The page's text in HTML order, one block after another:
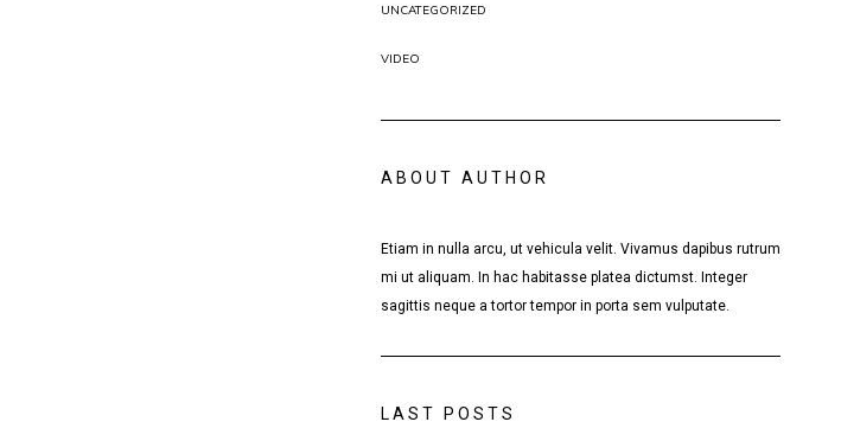
UNCATEGORIZED
VIDEO
ABOUT AUTHOR
Etiam in nulla arcu, ut vehicula velit. Vivamus dapibus rutrum
mi ut aliquam. In hac habitasse platea dictumst. Integer
sagittis neque a tortor tempor in porta sem vulputate.
LAST POSTS